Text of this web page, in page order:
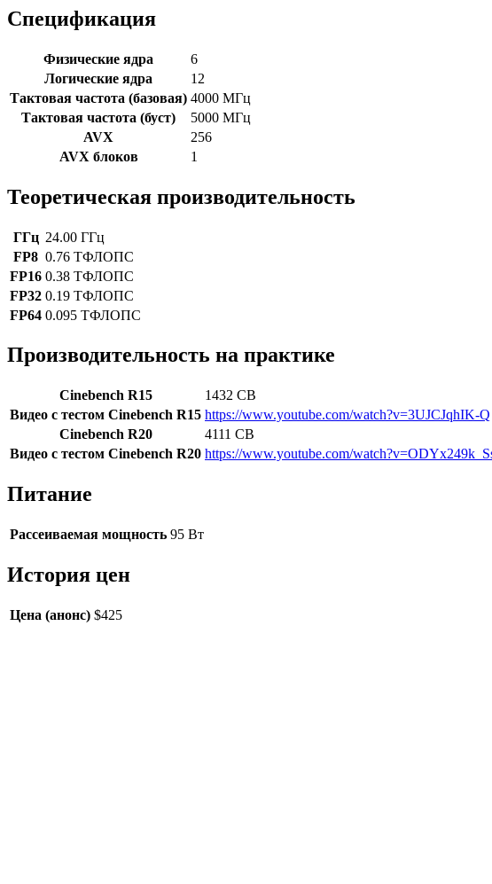
Спецификация
Физические ядра
6
Логические ядра
12
Тактовая частота (базовая) 4000 МГц
Тактовая частота (буст)
5000 МГц
AVX
256
AVX блоков
1
Теоретическая производительность
ГГц 24.00 ГГц
FP8 0.76 ТФЛОПС
FP16 0.38 ТФЛОПС
FP32 0.19 ТФЛОПС
FP64 0.095 ТФЛОПС
Производительность на практике
Cinebench R15
1432 CB
Видео с тестом Cinebench R15 https://www.youtube.com/watch?v=3UJCJqhIK-Q
Cinebench R20
4111 CB
Видео с тестом Cinebench R20 https://www.youtube.com/
Питание
Рассеиваемая мощность 95 Вт
История цен
Цена (анонс) $425